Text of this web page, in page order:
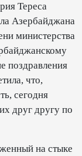
Тереса
Азербайджана
министерства
поздравления
что,
сегодня
друг другу по
на стыке